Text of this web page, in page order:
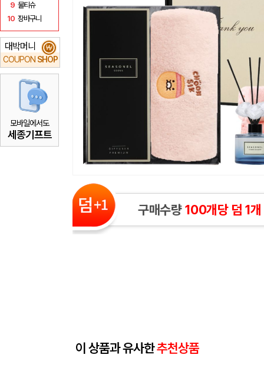
9 물티슈
10 장바구니
대박머니
COUPON SHOP
₩
모바일에서도
세종기프트
구매수량100개당 덤 1개
이 상품과 유사한추천상품